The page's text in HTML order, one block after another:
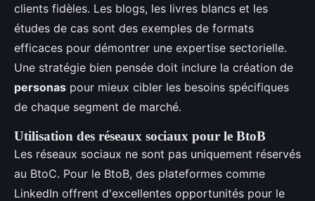
clients fidèles. Les blogs, les livres blancs et les
études de cas sont des exemples de formats
efficaces pour démontrer une expertise sectorielle.
Une stratégie bien pensée doit inclure la création de
personas pour mieux cibler les besoins spécifiques
de chaque segment de marché.
Utilisation des réseaux sociaux pour le BtoB
Les réseaux sociaux ne sont pas uniquement réservés
au BtoC. Pour le BtoB, des plateformes comme
LinkedIn offrent d'excellentes opportunités pour le